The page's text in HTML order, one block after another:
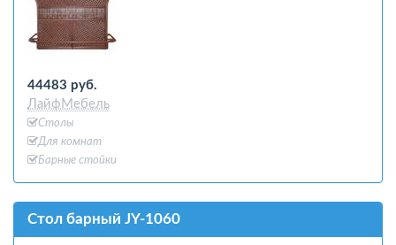
44483 руб.
ЛайфМебель
Столы
Для комнат
Барные стойки
Стол барный JY-1060